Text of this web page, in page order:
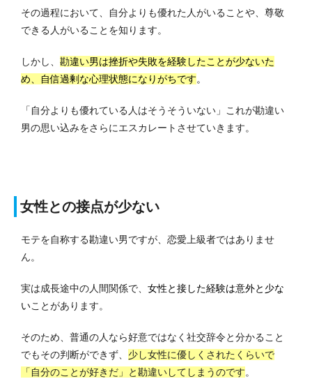
その過程において、自分よりも優れた人がいることや、尊敬
できる人がいることを知ります。
しかし、 勘違い男は挫折や失敗を経験したことが少ないた
め、自信過剰な心理状態になりがちです。
「自分よりも優れている人はそうそういない」これが勘違い
男の思い込みをさらにエスカレートさせていきます。
女性との接点が少ない
モテを自称する勘違い男ですが、恋愛上級者ではありませ
ん。
実は成長途中の人間関係で、 女性と接した経験は意外と少な
いことがあります。
そのため、普通の人なら好意ではなく社交辞令と分かること
でもその判断ができず、 少し女性に優しくされたくらいで
「自分のことが好きだ」と勘違いしてしまうのです。